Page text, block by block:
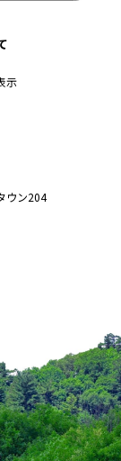
ウン204
示